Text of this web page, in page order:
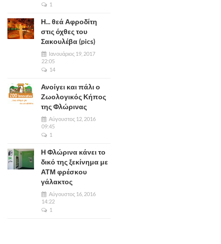
1
Η... θεά Αφροδίτη
στις όχθες του
Σακουλέβα (pics)
Ιανουάριος 19, 2017
22:05
14
Ανοίγει και πάλι ο
Ζωολογικός Κήπος
της Φλώρινας
Αύγουστος 12, 2016
09:45
1
Η Φλώρινα κάνει το
δικό της ξεκίνημα με
ΑΤΜ φρέσκου
γάλακτος
Αύγουστος 16, 2016
14:22
1